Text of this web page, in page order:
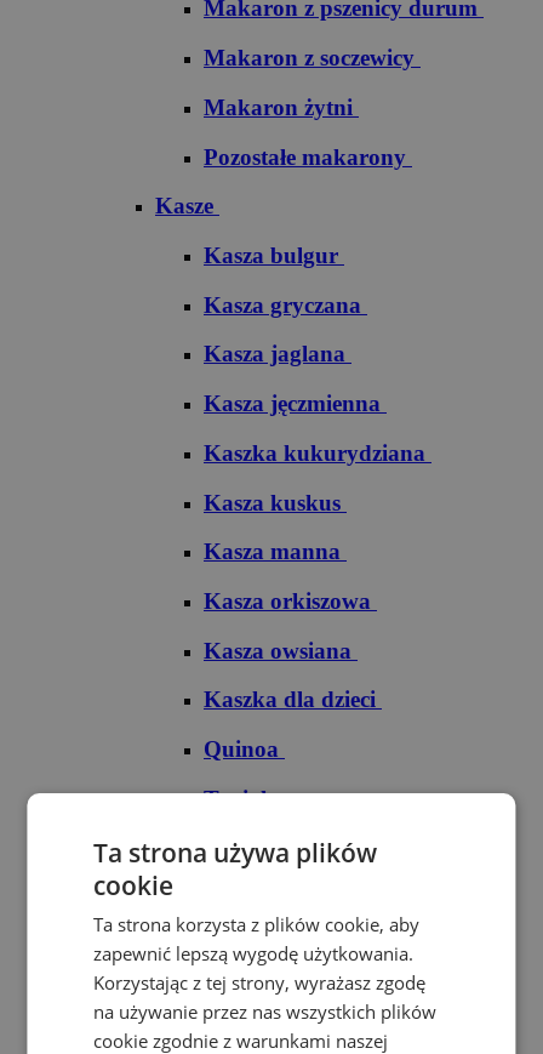
Makaron z pszenicy durum
Makaron z soczewicy
Makaron żytni
Pozostałe makarony
Kasze
Kasza bulgur
Kasza gryczana
Kasza jaglana
Kasza jęczmienna
Kaszka kukurydziana
Kasza kuskus
Kasza manna
Kasza orkiszowa
Kasza owsiana
Kaszka dla dzieci
Quinoa
Tapioka
Ryże
Ryż basmati
Ryż biały
Ryż brązowy
Ta strona używa plików
cookie
Ta strona korzysta z plików cookie, aby
zapewnić lepszą wygodę użytkowania.
Korzystając z tej strony, wyrażasz zgodę
na używanie przez nas wszystkich plików
cookie zgodnie z warunkami naszej